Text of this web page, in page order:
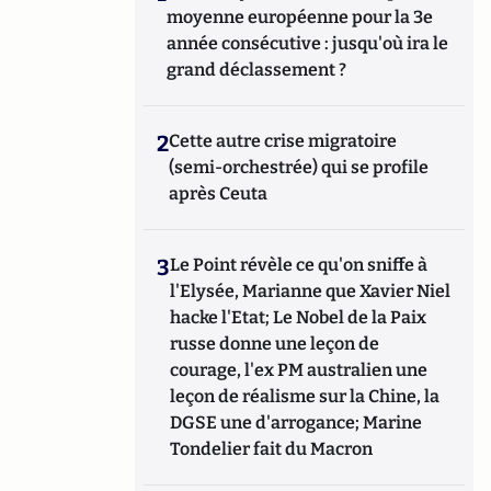
moyenne européenne pour la 3e
année consécutive : jusqu'où ira le
grand déclassement ?
2Cette autre crise migratoire
(semi-orchestrée) qui se profile
après Ceuta
3Le Point révèle ce qu'on sniffe à
l'Elysée, Marianne que Xavier Niel
hacke l'Etat; Le Nobel de la Paix
russe donne une leçon de
courage, l'ex PM australien une
leçon de réalisme sur la Chine, la
DGSE une d'arrogance; Marine
Tondelier fait du Macron